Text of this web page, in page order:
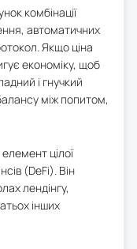
комбінації
автоматичних
Якщо ціна
економіку, щоб
і гнучкий
між попитом,
цілої
(DeFi). Він
лендінгу,
інших